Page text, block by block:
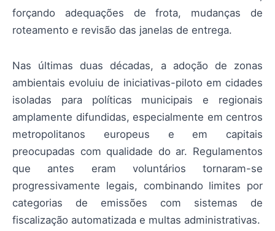
forçando adequações de frota, mudanças de
roteamento e revisão das janelas de entrega.
Nas últimas duas décadas, a adoção de zonas
ambientais evoluiu de iniciativas-piloto em cidades
isoladas para políticas municipais e regionais
amplamente difundidas, especialmente em centros
metropolitanos europeus e em capitais
preocupadas com qualidade do ar. Regulamentos
que antes eram voluntários tornaram-se
progressivamente legais, combinando limites por
categorias de emissões com sistemas de
fiscalização automatizada e multas administrativas.